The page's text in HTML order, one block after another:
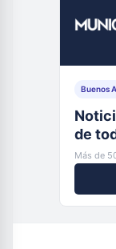
Buenos
de
Más de